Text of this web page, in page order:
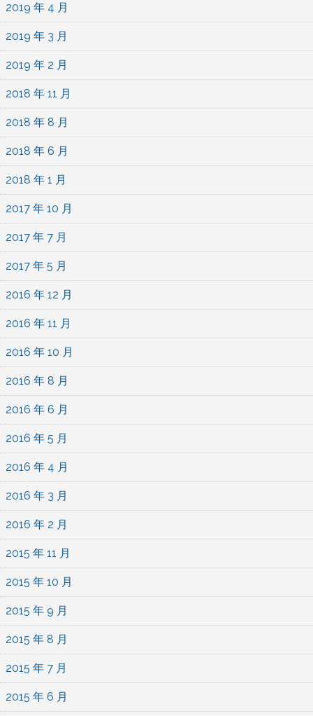
2019 年 4 月
2019 年 3 月
2019 年 2 月
2018 年 11 月
2018 年 8 月
2018 年 6 月
2018 年 1 月
2017 年 10 月
2017 年 7 月
2017 年 5 月
2016 年 12 月
2016 年 11 月
2016 年 10 月
2016 年 8 月
2016 年 6 月
2016 年 5 月
2016 年 4 月
2016 年 3 月
2016 年 2 月
2015 年 11 月
2015 年 10 月
2015 年 9 月
2015 年 8 月
2015 年 7 月
2015 年 6 月